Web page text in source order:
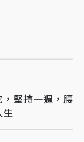
堅持一週，腰